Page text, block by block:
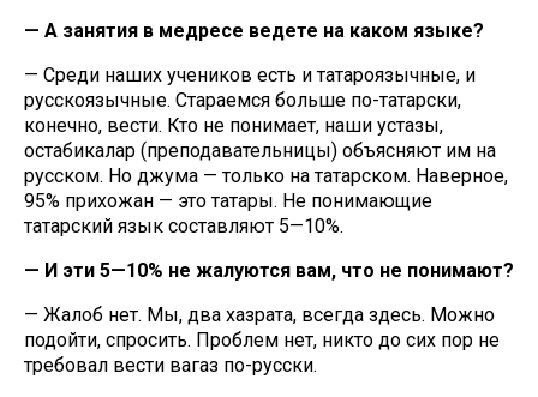
— А занятия в медресе ведете на каком языке?
— Среди наших учеников есть и татароязычные, и
русскоязычные. Стараемся больше по-татарски,
конечно, вести. Кто не понимает, наши устазы,
остабикалар (преподавательницы) объясняют им на
русском. Но джума — только на татарском. Наверное,
95% прихожан — это татары. Не понимающие
татарский язык составляют 5—10%.
— И эти 5—10% не жалуются вам, что не понимают?
— Жалоб нет. Мы, два хазрата, всегда здесь. Можно
подойти, спросить. Проблем нет, никто до сих пор не
требовал вести вагаз по-русски.